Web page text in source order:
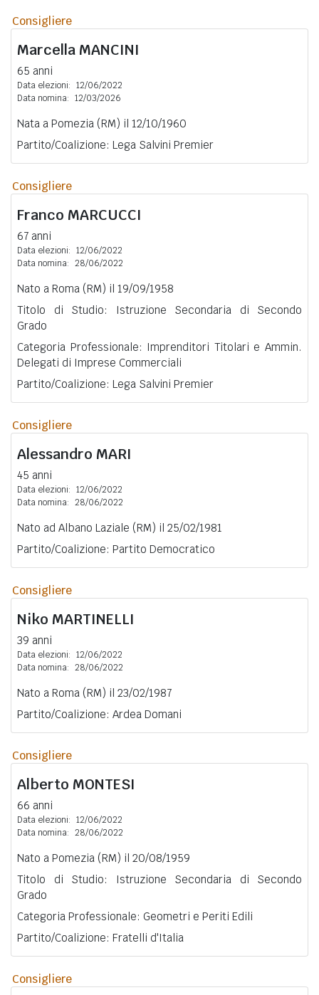
Consigliere
Marcella MANCINI
65 anni
Data elezioni: 12/06/2022
Data nomina: 12/03/2026
Nata a Pomezia (RM) il 12/10/1960
Partito/Coalizione: Lega Salvini Premier
Consigliere
Franco MARCUCCI
67 anni
Data elezioni: 12/06/2022
Data nomina: 28/06/2022
Nato a Roma (RM) il 19/09/1958
Titolo di Studio: Istruzione Secondaria di Secondo
Grado
Categoria Professionale: Imprenditori Titolari e Ammin.
Delegati di Imprese Commerciali
Partito/Coalizione: Lega Salvini Premier
Consigliere
Alessandro MARI
45 anni
Data elezioni: 12/06/2022
Data nomina: 28/06/2022
Nato ad Albano Laziale (RM) il 25/02/1981
Partito/Coalizione: Partito Democratico
Consigliere
Niko MARTINELLI
39 anni
Data elezioni: 12/06/2022
Data nomina: 28/06/2022
Nato a Roma (RM) il 23/02/1987
Partito/Coalizione: Ardea Domani
Consigliere
Alberto MONTESI
66 anni
Data elezioni: 12/06/2022
Data nomina: 28/06/2022
Nato a Pomezia (RM) il 20/08/1959
Titolo di Studio: Istruzione Secondaria di Secondo
Grado
Categoria Professionale: Geometri e Periti Edili
Partito/Coalizione: Fratelli d'Italia
Consigliere